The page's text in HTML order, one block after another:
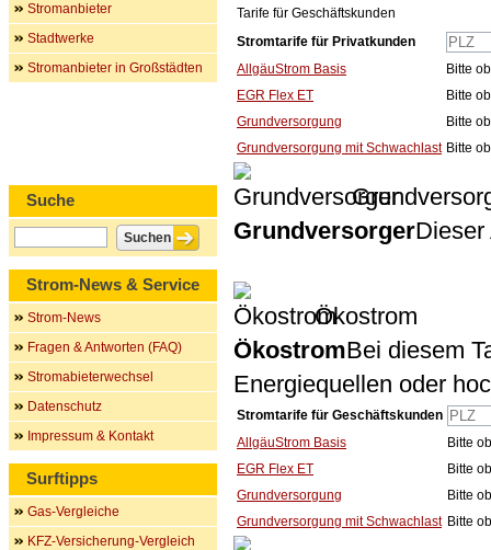
Tarife für Geschäftskunden
Stromtarife für Privatkunden
AllgäuStrom Basis
Bitte
EGR Flex ET
Bitte
Grundversorgung
Bitte
Grundversorgung mit Schwachlast Bitte
GrundversorgerDieser
Ökostrom
ÖkostromBei diesem
Energiequellen oder
Stromtarife für Geschäftskunden
AllgäuStrom Basis
Bitte
EGR Flex ET
Bitte
Grundversorgung
Bitte
Grundversorgung mit Schwachlast Bitte
Stromanbieter
Stadtwerke
Stromanbieter in Großstädten
Suche
Strom-News & Service
Strom-News
Fragen & Antworten (FAQ)
Stromabieterwechsel
Datenschutz
Impressum & Kontakt
Surftipps
Gas-Vergleiche
KFZ-Versicherung-Vergleich